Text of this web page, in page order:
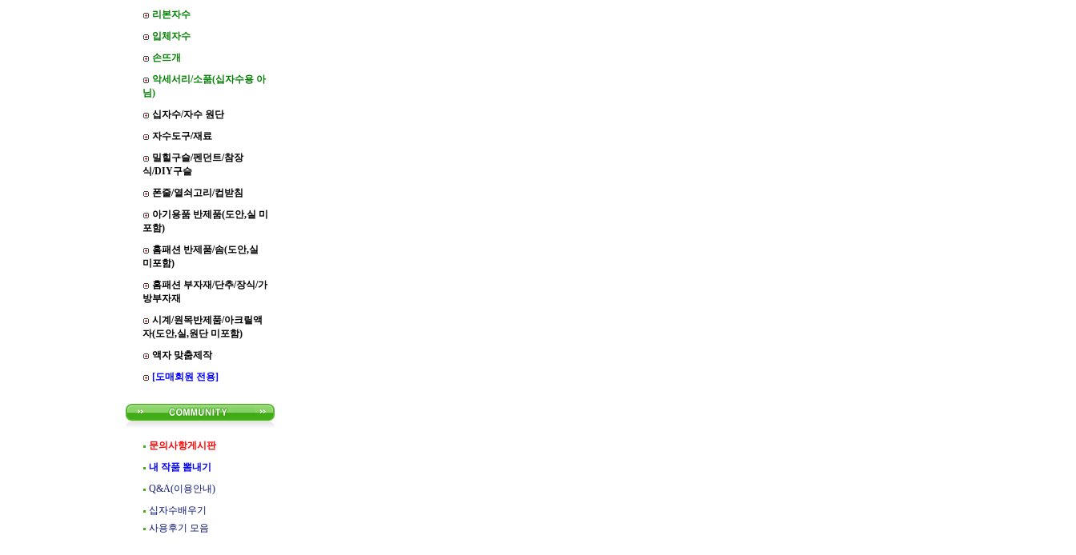
리본자수
입체자수
손뜨개
악세서리/소품(십자수용 아
님)
십자수/자수 원단
자수도구/재료
밀힐구슬/펜던트/참장
식/DIY구슬
폰줄/열쇠고리/컵받침
아기용품 반제품(도안,실 미
포함)
홈패션 반제품/솜(도안,실
미포함)
홈패션 부자재/단추/장식/가
방부자재
시계/원목반제품/아크릴액
자(도안,실,원단 미포함)
액자 맞춤제작
[도매회원 전용]
문의사항게시판
내 작품 뽐내기
Q&A(이용안내)
십자수배우기
사용후기 모음